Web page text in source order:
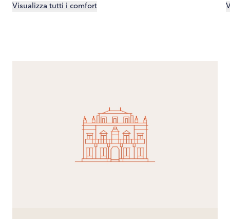
Visualizza tutti i comfort